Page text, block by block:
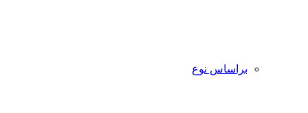
براساس نوع